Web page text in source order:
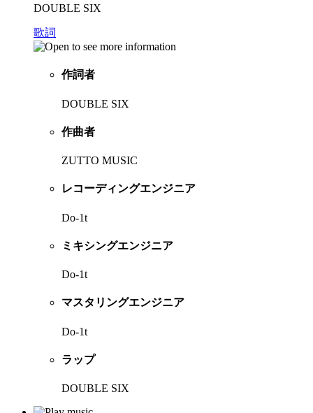
DOUBLE SIX
歌詞
作詞者
DOUBLE SIX
作曲者
ZUTTO MUSIC
レコーディングエンジニア
Do-1t
ミキシングエンジニア
Do-1t
マスタリングエンジニア
Do-1t
ラップ
DOUBLE SIX